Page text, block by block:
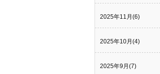
2025年11月(6)
2025年10月(4)
2025年9月(7)